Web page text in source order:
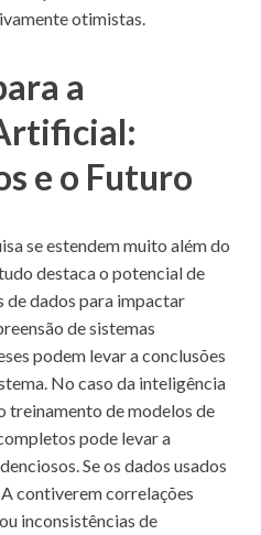
otimistas.
a
e o Futuro
se estendem muito além do
destaca o potencial de
de dados para impactar
de sistemas
podem levar a conclusões
No caso da inteligência
treinamento de modelos de
pode levar a
Se os dados usados
contiverem correlações
inconsistências de